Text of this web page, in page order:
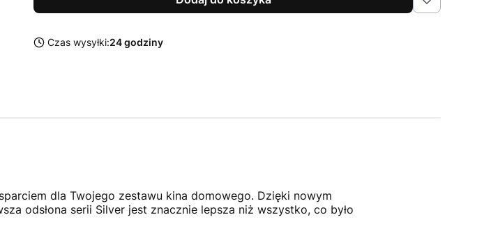
Czas wysyłki:24 godziny
dla Twojego zestawu kina domowego. Dzięki nowym
odsłona serii Silver jest znacznie lepsza niż wszystko, co było